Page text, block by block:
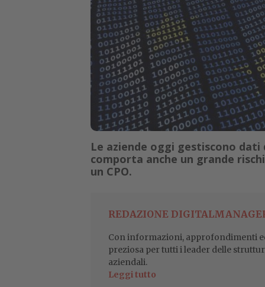
Le aziende oggi gestiscono
comporta anche un grande
un CPO.
REDAZIONE
Con informazioni, approfondimenti
preziosa per tutti i leader delle
aziendali.
Leggi tutto